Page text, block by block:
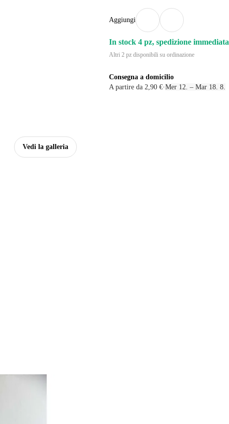
Vedi la galleria
Aggiungi
In stock 4 pz, spedizione immediata
Altri 2 pz disponibili su ordinazione
Consegna a domicilio
A partire da 2,90 €·Mer 12. – Mar 18. 8.